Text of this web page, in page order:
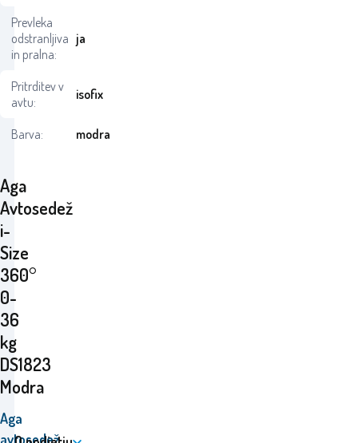
Aga
Avtosedež
i-
Size
360°
0-
36
kg
DS1823
Modra
Aga
avtosedež
Prevleka
odstranljiva
in pralna:
ja
Pritrditev v
avtu:
isofix
Barva: modra